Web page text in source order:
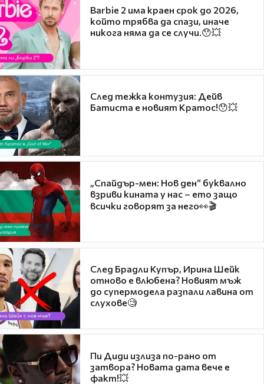
Barbie 2 има краен срок до 2026,
който трябва да спази, иначе
никога няма да се случи.😯💥
След тежка контузия: Дейв
Батиста е новият Кратос!😯💥
„Спайдър-мен: Нов ден“ буквално
взриви кината у нас – ето защо
всички говорят за него👀🎬
След Брадли Купър, Ирина Шейк
отново е влюбена? Новият мъж
до супермодела разпали лавина от
слухове🧐
Пи Диди излиза по-рано от
затвора? Новата дата вече е
факт!💥